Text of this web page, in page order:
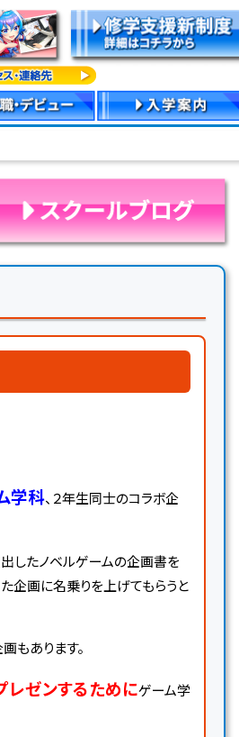
学科、２年生同士のコラボ企
したノベルゲームの企画書を
企画に名乗りを上げてもらうと
もあります。
ゼンするためにゲーム学